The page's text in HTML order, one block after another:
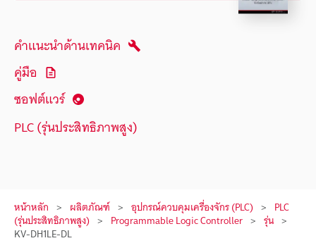
คำแนะนำด้านเทคนิค
คู่มือ
ซอฟต์แวร์
PLC (รุ่นประสิทธิภาพสูง)
หน้าหลัก ผลิตภัณฑ์ อุปกรณ์ควบคุมเครื่องจักร (PLC) PLC
(รุ่นประสิทธิภาพสูง) Programmable Logic Controller รุ่น
KV-DH1LE-DL